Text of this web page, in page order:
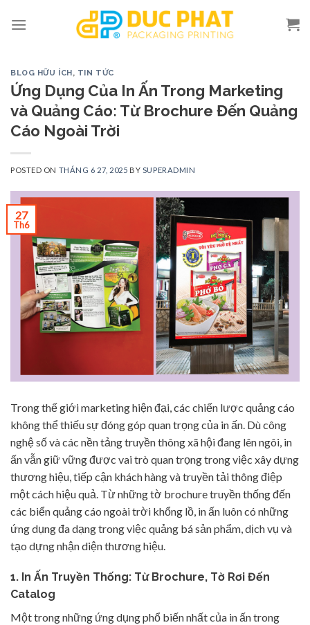
BLOG HỮU ÍCH, TIN TỨC
Ứng Dụng Của In Ấn Trong Marketing
và Quảng Cáo: Từ Brochure Đến Quảng
Cáo Ngoài Trời
POSTED ON THÁNG 6 27, 2025 BY SUPERADMIN
27
Th6
Trong thế giới marketing hiện đại, các chiến lược quảng cáo
không thể thiếu sự đóng góp quan trọng của in ấn. Dù công
nghệ số và các nền tảng truyền thông xã hội đang lên ngôi, in
ấn vẫn giữ vững được vai trò quan trọng trong việc xây dựng
thương hiệu, tiếp cận khách hàng và truyền tải thông điệp
một cách hiệu quả. Từ những tờ brochure truyền thống đến
các biển quảng cáo ngoài trời khổng lồ, in ấn luôn có những
ứng dụng đa dạng trong việc quảng bá sản phẩm, dịch vụ và
tạo dựng nhận diện thương hiệu.
1. In Ấn Truyền Thống: Từ Brochure, Tờ Rơi Đến
Catalog
Một trong những ứng dụng phổ biến nhất của in ấn trong